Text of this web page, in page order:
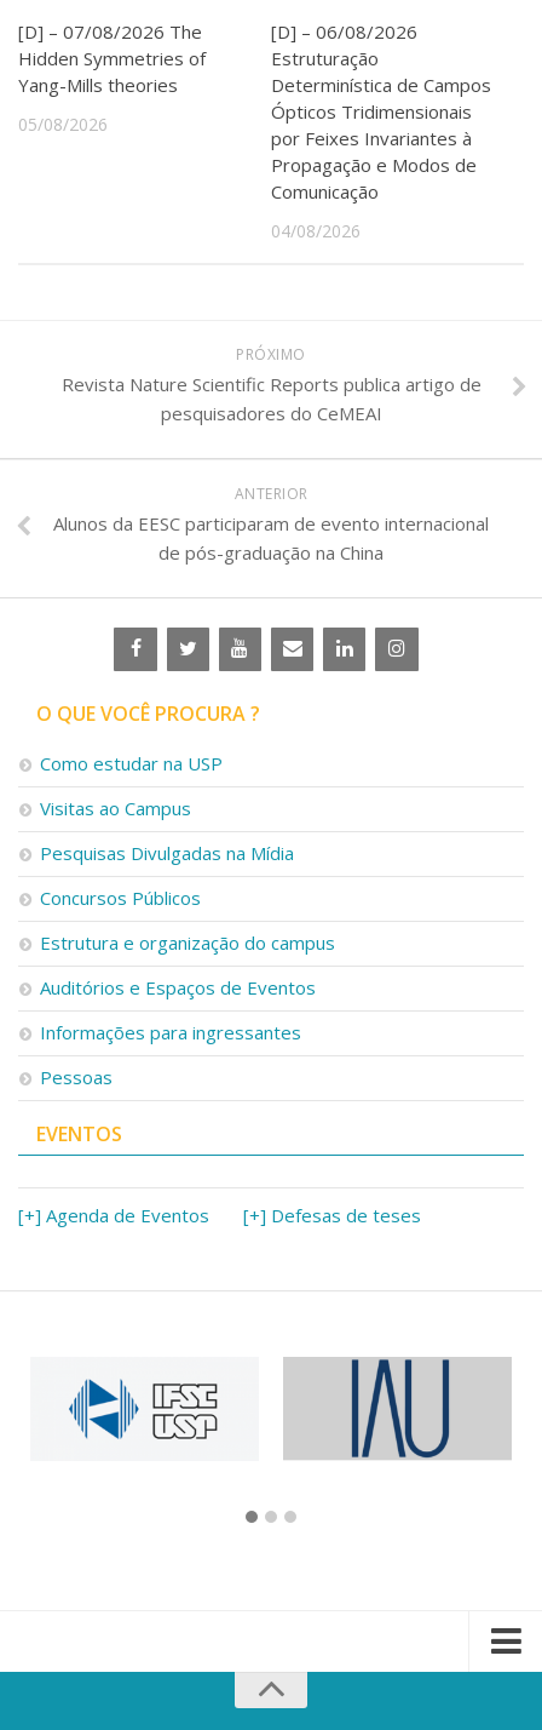
[D] – 07/08/2026 The
Hidden Symmetries of
Yang-Mills theories
05/08/2026
[D] – 06/08/2026
Estruturação
Determinística de Campos
Ópticos Tridimensionais
por Feixes Invariantes à
Propagação e Modos de
Comunicação
04/08/2026
PRÓXIMO
Revista Nature Scientific Reports publica artigo de
pesquisadores do CeMEAI
ANTERIOR
Alunos da EESC participaram de evento internacional
de pós-graduação na China
O QUE VOCÊ PROCURA ?
Como estudar na USP
Visitas ao Campus
Pesquisas Divulgadas na Mídia
Concursos Públicos
Estrutura e organização do campus
Auditórios e Espaços de Eventos
Informações para ingressantes
Pessoas
EVENTOS
[+] Agenda de Eventos [+] Defesas de teses